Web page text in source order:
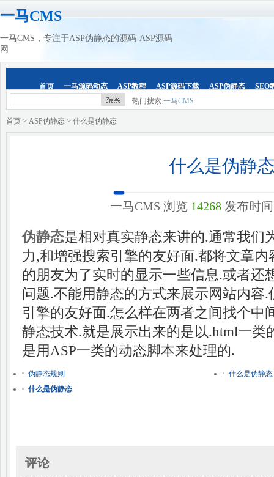
一马CMS
一马CMS，专注于ASP伪静态的源码-ASP源码
网
首页 一马源码动态 ASP教程 ASP源码下载 ASP伪静态
SEO
热门搜索:一马CMS
首页 > ASP伪静态 > 什么是伪静态
什么是伪静
一马CMS 浏览 14268发布时
伪静态是相对真实静态来讲的.通常我们
力,和增强搜索引擎的友好面.都将文章
的朋友为了实时的显示一些信息.或者还
问题.不能用静态的方式来展示网站内容
引擎的友好面.怎么样在两者之间找个中
静态技术.就是展示出来的是以.html一类
是用ASP一类的动态脚本来处理的.
伪静态规则
什么是伪静态
什么是伪静态
评论